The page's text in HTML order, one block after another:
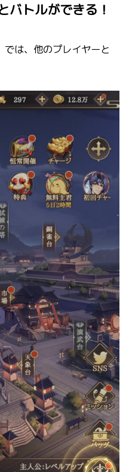
バトルができる！
は、他のプレイヤーと